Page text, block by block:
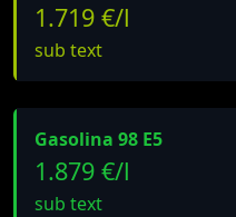
1.719 €/l
sub text
Gasolina 98 E5
1.879 €/l
sub text